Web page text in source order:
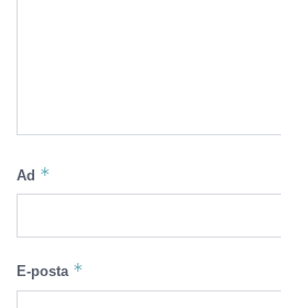
Ad *
E-posta *